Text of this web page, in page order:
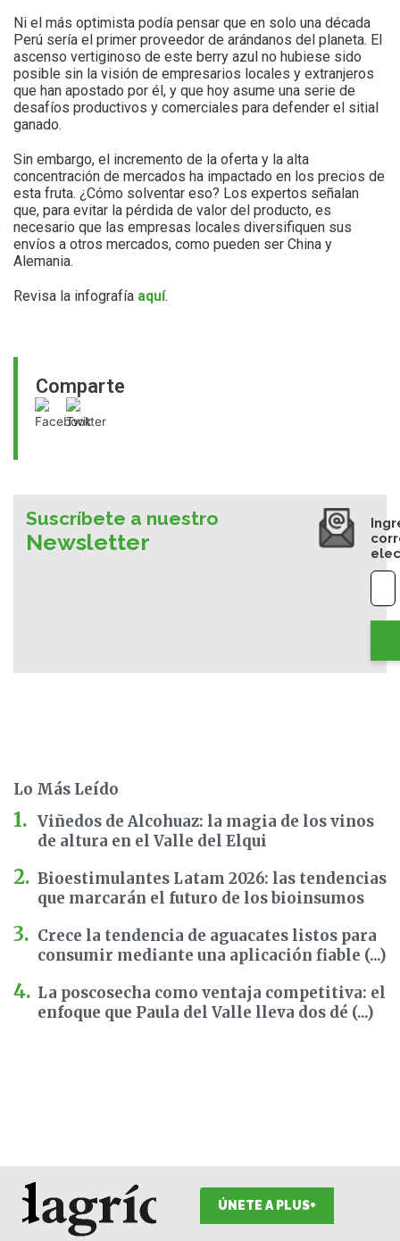
Comparte
Ni el más optimista podía pensar que en solo una década
Perú sería el primer proveedor de arándanos del planeta. El
ascenso vertiginoso de este berry azul no hubiese sido
posible sin la visión de empresarios locales y extranjeros
que han apostado por él, y que hoy asume una serie de
desafíos productivos y comerciales para defender el sitial
ganado.
Sin embargo, el incremento de la oferta y la alta
concentración de mercados ha impactado en los precios de
esta fruta. ¿Cómo solventar eso? Los expertos señalan
que, para evitar la pérdida de valor del producto, es
necesario que las empresas locales diversifiquen sus
envíos a otros mercados, como pueden ser China y
Alemania.
Revisa la infografía aquí.
Suscríbete a nuestro
Newsletter
Lo Más Leído
Viñedos de Alcohuaz: la magia de los vinos
de altura en el Valle del Elqui
Bioestimulantes Latam 2026: las tendencias
que marcarán el futuro de los bioinsumos
Crece la tendencia de aguacates listos para
consumir mediante una aplicación fiable (...)
La poscosecha como ventaja competitiva: el
enfoque que Paula del Valle lleva dos dé (...)
ÚNETE A PLUS+